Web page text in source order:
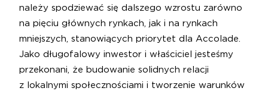
należy spodziewać się dalszego wzrostu zarówno
na pięciu głównych rynkach, jak i na rynkach
mniejszych, stanowiących priorytet dla Accolade.
Jako długofalowy inwestor i właściciel jesteśmy
przekonani, że budowanie solidnych relacji
z lokalnymi społecznościami i tworzenie warunków